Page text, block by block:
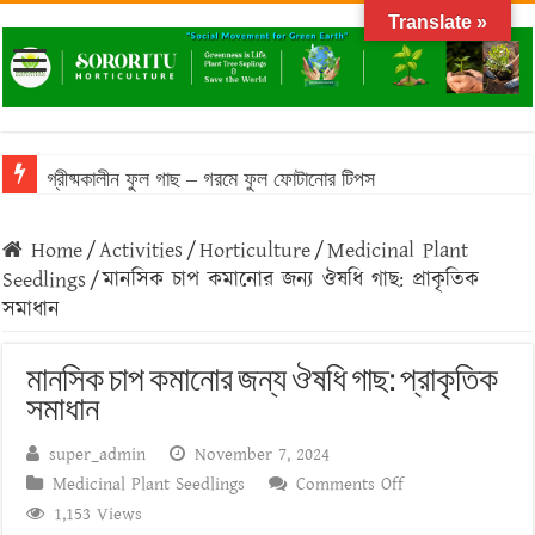
বাংলাদেশের আবহাওয়ায় টিকে থাকা ঔষধি গাছের তালিকা
Home/Activities /Horticulture/Medicinal Plant
Seedlings /মানসিক চাপ কমানোর জন্য ঔষধি গাছ: প্রাকৃতিক
সমাধান
মানসিক চাপ কমানোর জন্য ঔষধি গাছ: প্রাকৃতিক
সমাধান
super_admin
November 7, 2024
Medicinal Plant Seedlings
Comments Offon
1,153 Views
Translate »